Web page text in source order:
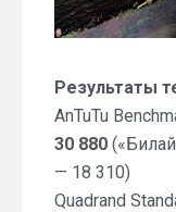
Результаты
AnTuTu
30 880
— 18 310)
Quadrand